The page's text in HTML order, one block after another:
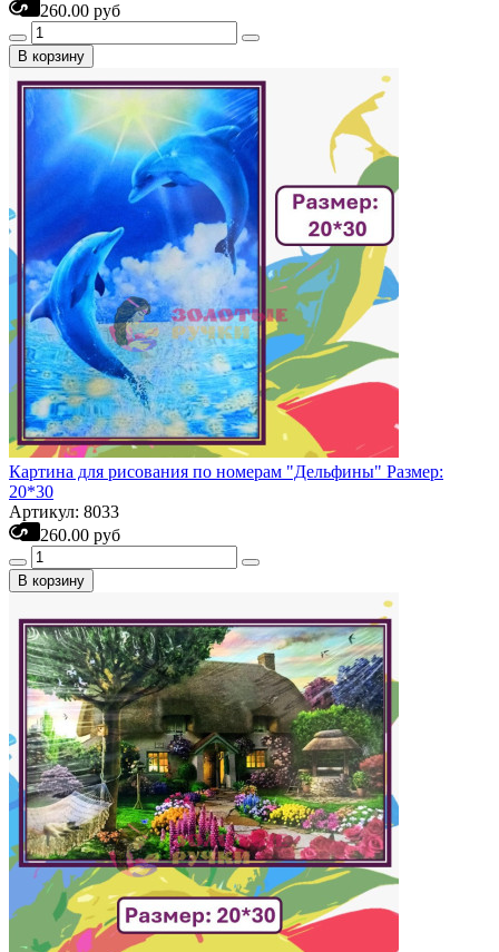
260.00 руб
В корзину
Картина для рисования по номерам "Дельфины" Размер:
20*30
Артикул: 8033
260.00 руб
В корзину